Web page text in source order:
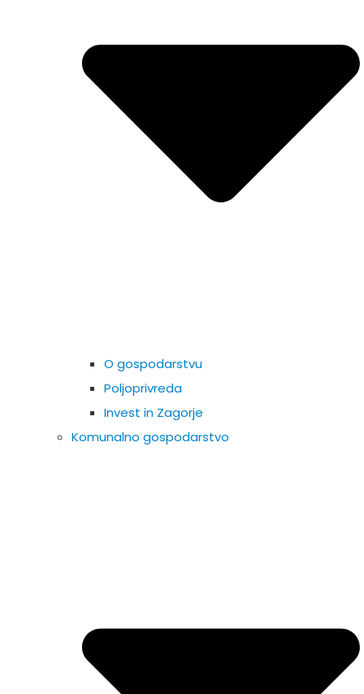
O gospodarstvu
Poljoprivreda
Invest in Zagorje
Komunalno gospodarstvo